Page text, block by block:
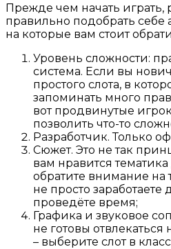
Прежде чем начать играть,
правильно подобрать себе
на которые вам стоит
Уровень сложности:
система. Если вы
простого слота, в
запоминать много
вот продвинутые
позволить что-то
Разработчик. Только
Сюжет. Это не так
вам нравится
обратите внимание на
не просто
проведёте время;
Графика и звуковое
не готовы
– выберите слот в